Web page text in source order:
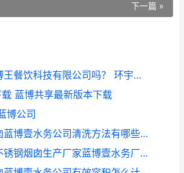
下一篇 »
你知道深圳蓝博王餐饮科技有限公司吗？ 环宇蓝博科技有限公司
蓝博共享最新版本下载
博公司
株洲不锈钢烟囱蓝博壹水务公司清洗方法有哪些？
天津预制双层不锈钢烟囱生产厂家蓝博壹水务厂家安装步骤是怎样的？